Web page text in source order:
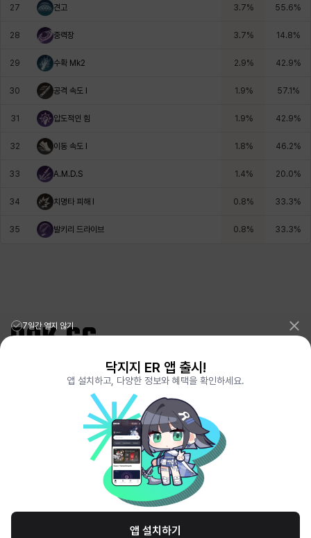
27 견고 3.7% 55.6%
28 중력장 3.7% 14.8%
29 수확 Mk2 2.9% 42.9%
30 공격 속도 I 1.9% 57.1%
31 압도적인 힘 1.9% 42.9%
32 이동 속도 I 1.8% 46.2%
33 A.M.D.S 1.4% 20.0%
34 치명타 피해 I 0.8% 33.3%
35 발키리 드라이브 0.8% 33.3%
리그오브레전드 전적검색 포로지지PORO.GG
전략적팀전투 TFT 전적검색 롤체지지 LOLCHESS.GG
메이플스토리 종합통계MAPLE.GG
VALORANT.DAK.GG
배틀그라운드 전적검색PUBG.DAK.GG
이터널 리턴 전적검색ER.DAK.GG
GENSHIN.DAK.GG
DEADLOCK.DAK.GG
서비스 이용 약관 개인정보 취급방침 제휴 문의 고객센터 채용
© All Rights Reserved. Hosted by PlayXP Inc. Eternal Return and all related
7일간 열지 않기
닥지지 ER 앱 출시!
앱 설치하고, 다양한 정보와 혜택을 확인하세요.
앱 설치하기